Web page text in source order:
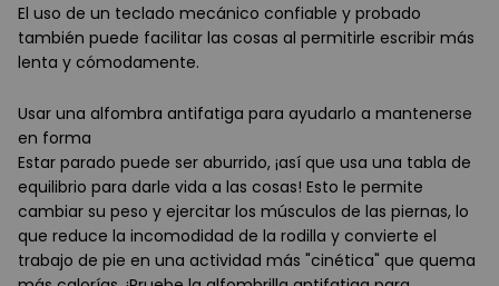
El uso de un teclado mecánico confiable y probado
también puede facilitar las cosas al permitirle escribir más
lenta y cómodamente.
Usar una alfombra antifatiga para ayudarlo a mantenerse
en forma
Estar parado puede ser aburrido, ¡así que usa una tabla de
equilibrio para darle vida a las cosas! Esto le permite
cambiar su peso y ejercitar los músculos de las piernas, lo
que reduce la incomodidad de la rodilla y convierte el
trabajo de pie en una actividad más "cinética" que quema